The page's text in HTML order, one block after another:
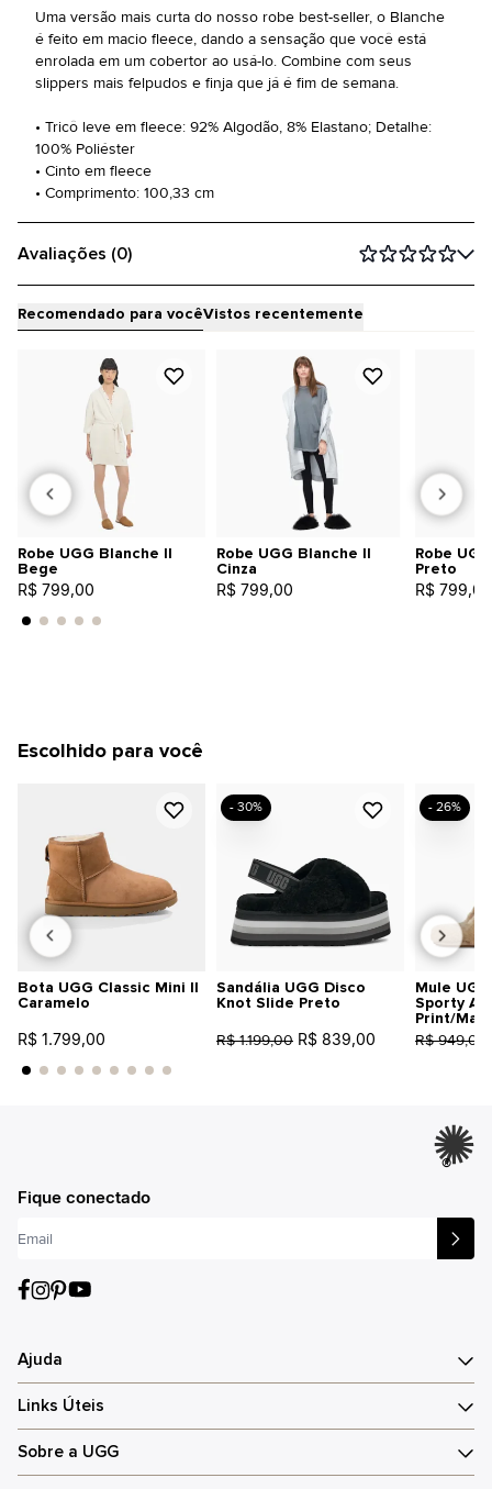
Uma versão mais curta do nosso robe best-seller, o Blanche
é feito em macio fleece, dando a sensação que você está
enrolada em um cobertor ao usá-lo. Combine com seus
slippers mais felpudos e finja que já é fim de semana.
• Tricô leve em fleece: 92% Algodão, 8% Elastano; Detalhe:
100% Poliéster
• Cinto em fleece
• Comprimento: 100,33 cm
Avaliações (0)
Recomendado para vocêVistos recentemente
Robe UGG Blanche II
Bege
R$ 799,00
Robe UGG Blanche II
Cinza
R$ 799,00
Robe
Preto
R$ 799,00
Escolhido para você
Bota UGG Classic Mini II
Caramelo
R$ 1.799,00
Sandália UGG Disco
Knot Slide Preto
R$ 1.199,00 R$ 839,00
- 30%
Mule
Sporty
Print/
R$ 949,00
- 26%
®
Fique conectado
Ajuda
Links Úteis
Sobre a UGG